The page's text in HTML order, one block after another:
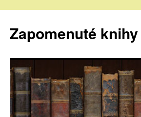
Zapomenuté knihy